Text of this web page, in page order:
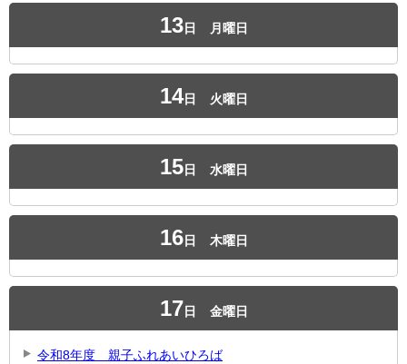
13日 月曜日
14日 火曜日
15日 水曜日
16日 木曜日
17 日 金曜日
令和8年度 親子ふれあいひろば